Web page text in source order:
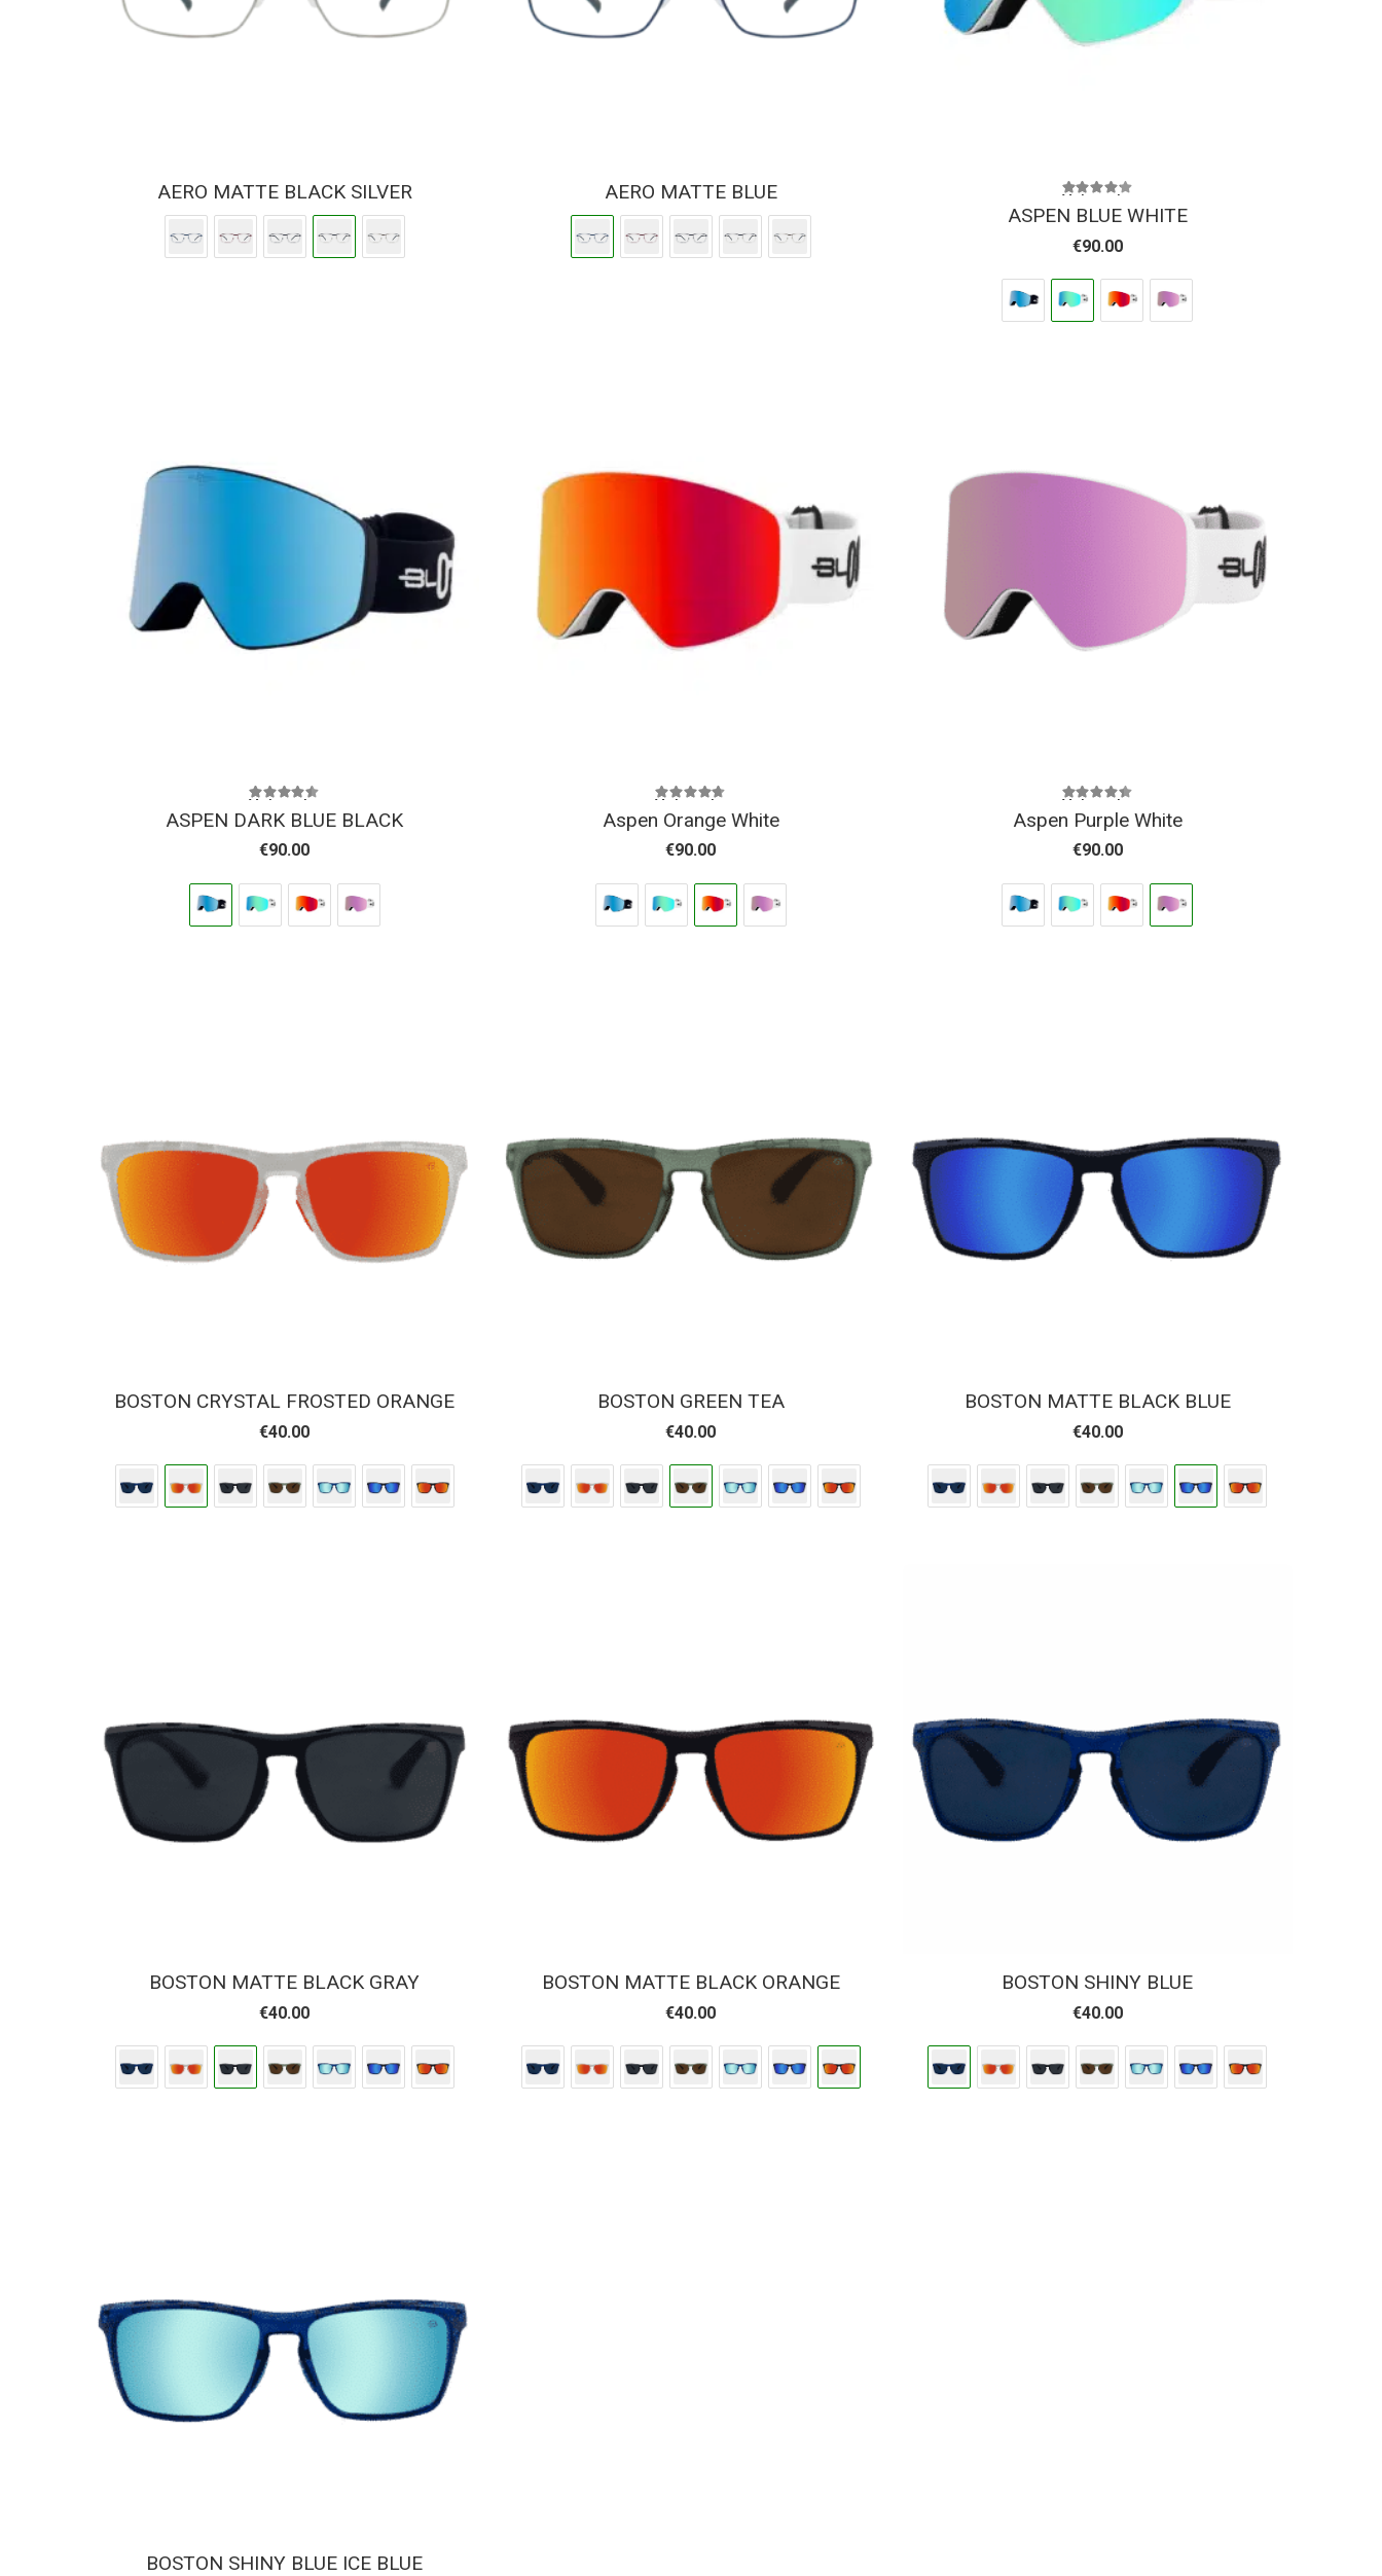
AERO MATTE BLACK SILVER AERO MATTE BLUE
ASPEN BLUE WHITE
€90.00
Valorado con
ASPEN DARK BLUE BLACK
€90.00
Valorado con
Aspen Orange White
€90.00
Valorado con
Aspen Purple White
€90.00
BOSTON CRYSTAL FROSTED ORANGE
€40.00
BOSTON GREEN TEA
€40.00
BOSTON MATTE BLACK BLUE
€40.00
BOSTON MATTE BLACK GRAY
€40.00
BOSTON MATTE BLACK ORANGE
€40.00
BOSTON SHINY BLUE
€40.00
BOSTON SHINY BLUE ICE BLUE